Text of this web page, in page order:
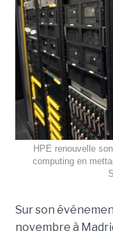
HPE renouvelle
computing en
Sur son
novembre à